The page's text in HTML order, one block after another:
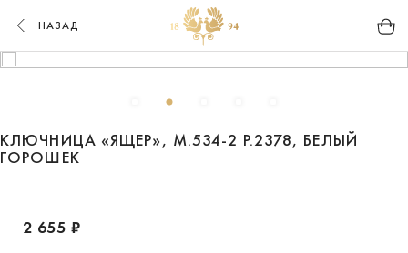
НАЗАД
КЛЮЧНИЦА «ЯЩЕР», М.534-2 Р.2378, БЕЛЫЙ
ГОРОШЕК
2 655 ₽